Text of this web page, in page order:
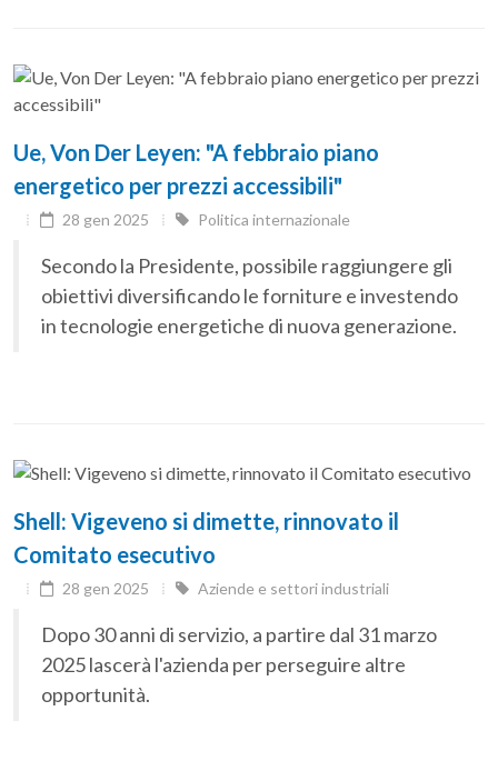
Ue, Von Der Leyen: "A febbraio piano
energetico per prezzi accessibili"
28 gen 2025 Politica internazionale
Secondo la Presidente, possibile raggiungere gli
obiettivi diversificando le forniture e investendo
in tecnologie energetiche di nuova generazione.
Shell: Vigeveno si dimette, rinnovato il
Comitato esecutivo
28 gen 2025 Aziende e settori industriali
Dopo 30 anni di servizio, a partire dal 31 marzo
2025 lascerà l'azienda per perseguire altre
opportunità.